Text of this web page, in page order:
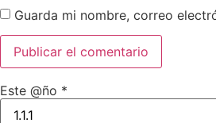
Guarda mi nombre, correo
Este @ño *